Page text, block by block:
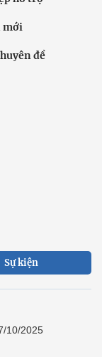
mới
đề
Sự kiện
10/2025